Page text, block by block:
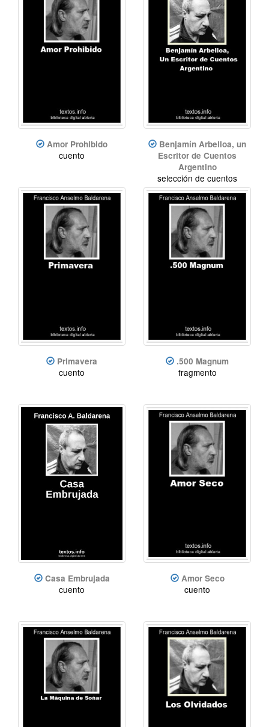
Amor Prohibido
cuento
Benjamín Arbelloa, un
Escritor de Cuentos
Argentino
selección de cuentos
Primavera
cuento
.500 Magnum
fragmento
Casa Embrujada
cuento
Amor Seco
cuento